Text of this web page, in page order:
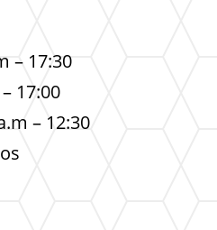
– 17:30
17:00
– 12:30